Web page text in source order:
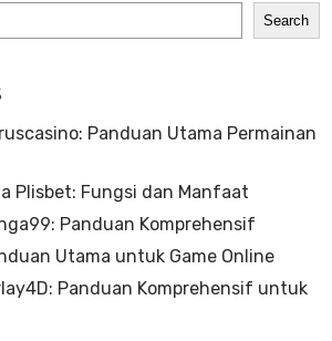
Search
Panduan Utama Permainan
Plisbet: Fungsi dan Manfaat
Panduan Komprehensif
Utama untuk Game Online
Panduan Komprehensif untuk